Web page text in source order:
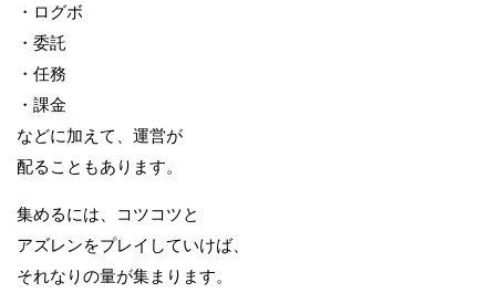
・ログボ
・委託
・任務
・課金
などに加えて、運営が
配ることもあります。
集めるには、コツコツと
アズレンをプレイしていけば、
それなりの量が集まります。